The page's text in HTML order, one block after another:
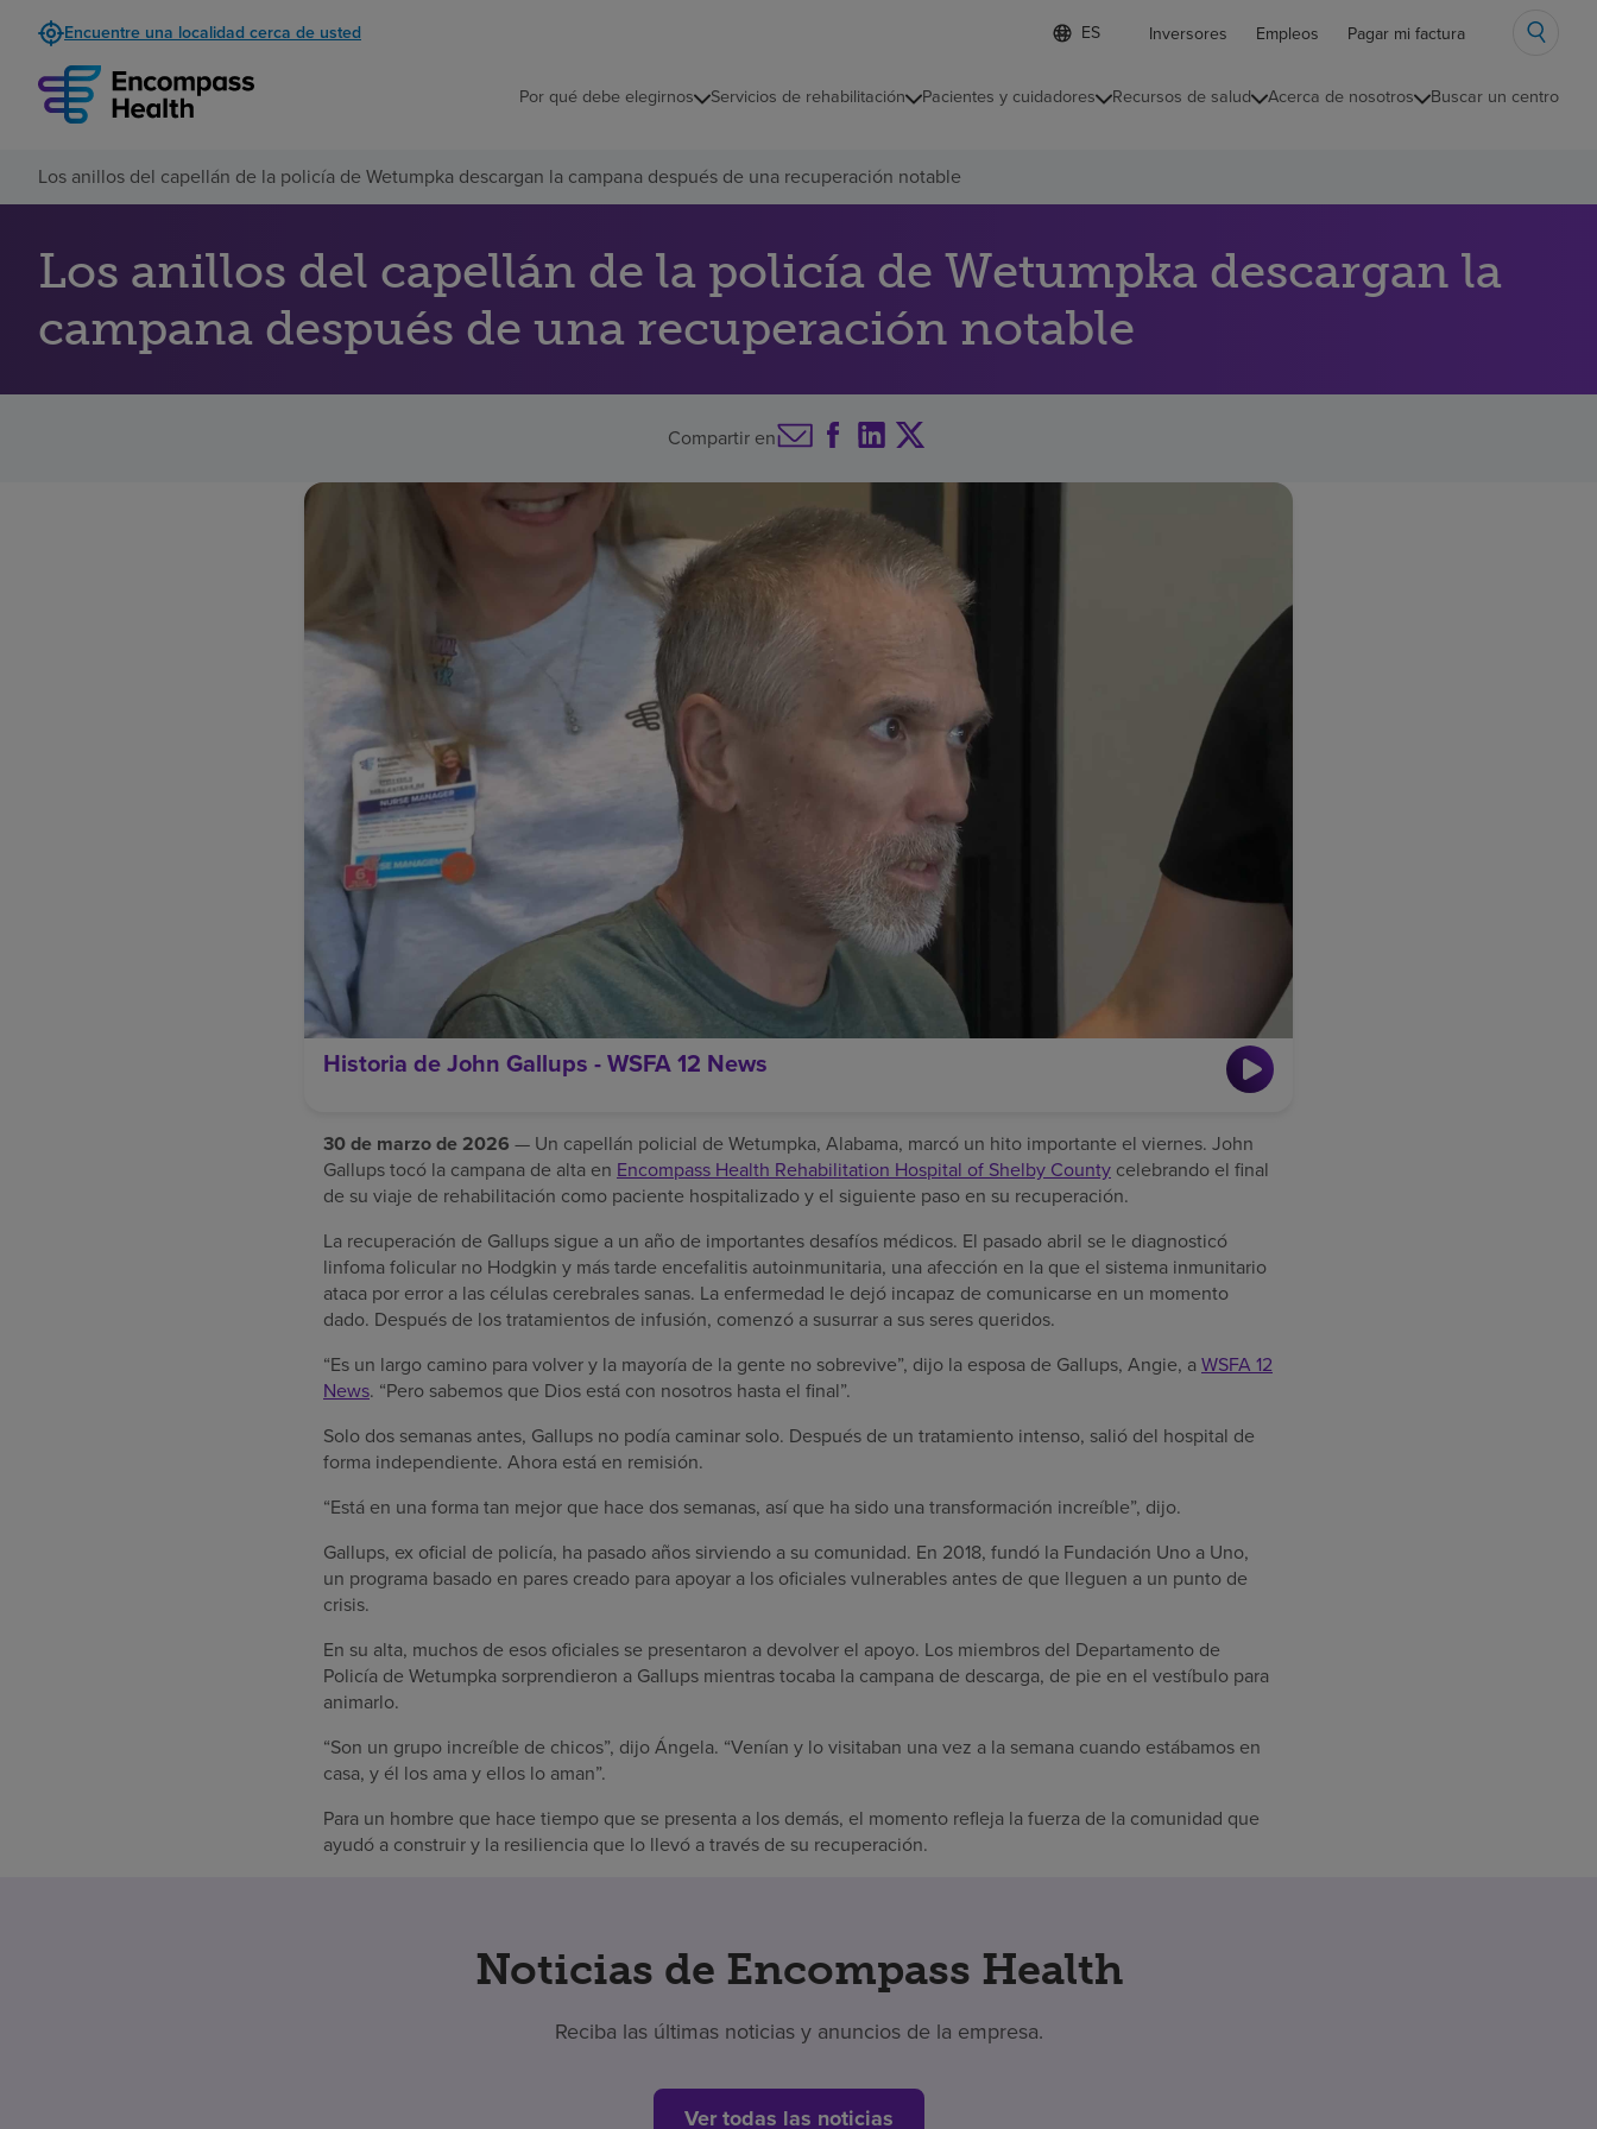
Encuentre una localidad cerca de usted
Lista
de
contraída
d
o
l
c
i
o
n
Inversores Empleos Pagar mi factura
Por qué debe elegirnos Servicios de rehabilitación Pacientes y cuidadores Recursos de salud Acerca de nosotros Buscar un centro
Los anillos del capellán de la policía de Wetumpka descargan la campana después de una recuperación notable
Los anillos del capellán de la policía de Wetumpka descargan la
campana después de una recuperación notable
Compartir en
Historia de John Gallups - WSFA 12 News
30 de marzo de 2026 — Un capellán policial de Wetumpka, Alabama, marcó un hito importante el viernes. John
Gallups tocó la campana de alta en Encompass Health Rehabilitation Hospital of Shelby County celebrando el final
de su viaje de rehabilitación como paciente hospitalizado y el siguiente paso en su recuperación.
La recuperación de Gallups sigue a un año de importantes desafíos médicos. El pasado abril se le diagnosticó
linfoma folicular no Hodgkin y más tarde encefalitis autoinmunitaria, una afección en la que el sistema inmunitario
ataca por error a las células cerebrales sanas. La enfermedad le dejó incapaz de comunicarse en un momento
dado. Después de los tratamientos de infusión, comenzó a susurrar a sus seres queridos.
“Es un largo camino para volver y la mayoría de la gente no sobrevive”, dijo la esposa de Gallups, Angie, a WSFA 12
News. “Pero sabemos que Dios está con nosotros hasta el final”.
Solo dos semanas antes, Gallups no podía caminar solo. Después de un tratamiento intenso, salió del hospital de
forma independiente. Ahora está en remisión.
“Está en una forma tan mejor que hace dos semanas, así que ha sido una transformación increíble”, dijo.
Gallups, ex oficial de policía, ha pasado años sirviendo a su comunidad. En 2018, fundó la Fundación Uno a Uno,
un programa basado en pares creado para apoyar a los oficiales vulnerables antes de que lleguen a un punto de
crisis.
En su alta, muchos de esos oficiales se presentaron a devolver el apoyo. Los miembros del Departamento de
Policía de Wetumpka sorprendieron a Gallups mientras tocaba la campana de descarga, de pie en el vestíbulo para
animarlo.
“Son un grupo increíble de chicos”, dijo Ángela. “Venían y lo visitaban una vez a la semana cuando estábamos en
casa, y él los ama y ellos lo aman”.
Para un hombre que hace tiempo que se presenta a los demás, el momento refleja la fuerza de la comunidad que
ayudó a construir y la resiliencia que lo llevó a través de su recuperación.
Noticias de Encompass Health
Reciba las últimas noticias y anuncios de la empresa.
Ver todas las noticias